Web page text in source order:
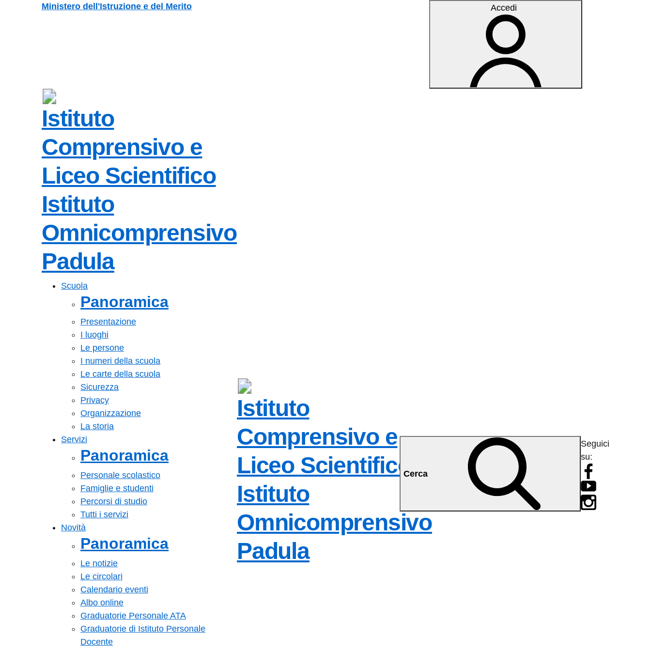
Vai ai contenuti
Vai al menu di navigazione
Vai al footerMinistero dell'Istruzione e del Merito Accedi
Istituto
Comprensivo e
Liceo Scientifico
Istituto
Omnicomprensivo
Padula
Scuola
Panoramica
Presentazione
I luoghi
Le persone
I numeri della scuola
Le carte della scuola
Sicurezza
Privacy
Organizzazione
La storia
Servizi
Panoramica
Personale scolastico
Famiglie e studenti
Percorsi di studio
Tutti i servizi
Novità
Panoramica
Le notizie
Le circolari
Calendario eventi
Albo online
Graduatorie Personale ATA
Graduatorie di Istituto Personale
Docente
Istituto
Comprensivo e
Liceo Scientifico
Istituto
Omnicomprensivo
Padula
Cerca
Seguici
su: